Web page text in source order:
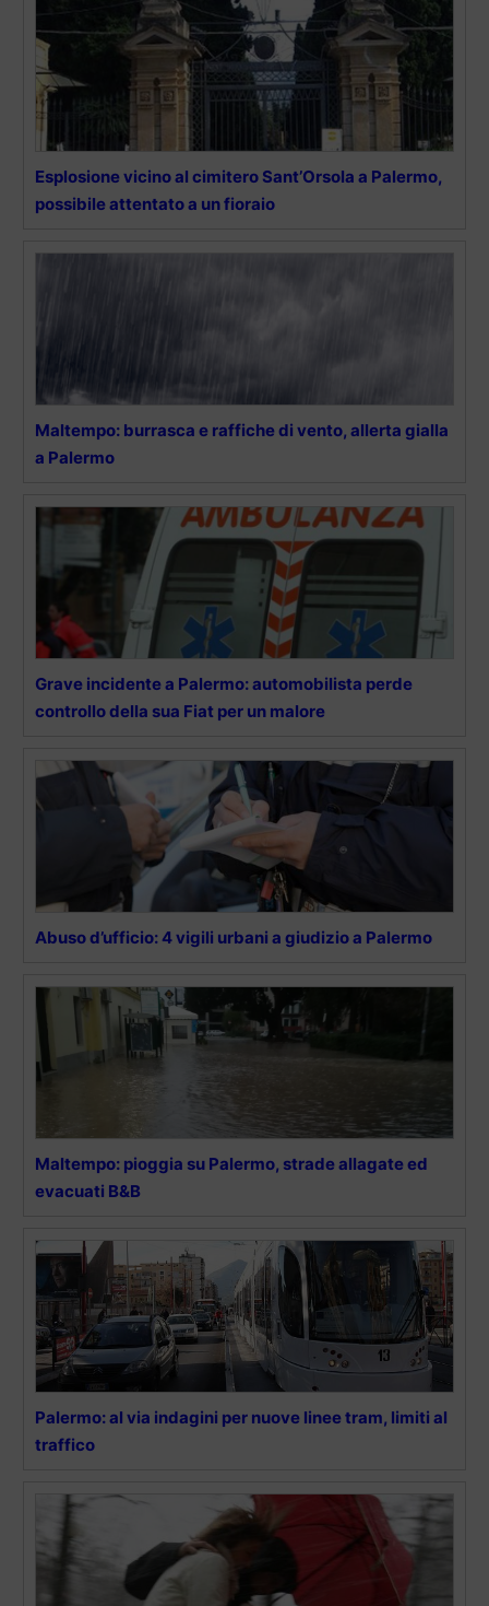
Esplosione vicino al cimitero Sant’Orsola a Palermo,
possibile attentato a un fioraio
Maltempo: burrasca e raffiche di vento, allerta gialla
a Palermo
Grave incidente a Palermo: automobilista perde
controllo della sua Fiat per un malore
Abuso d’ufficio: 4 vigili urbani a giudizio a Palermo
Maltempo: pioggia su Palermo, strade allagate ed
evacuati B&B
Palermo: al via indagini per nuove linee tram, limiti al
traffico